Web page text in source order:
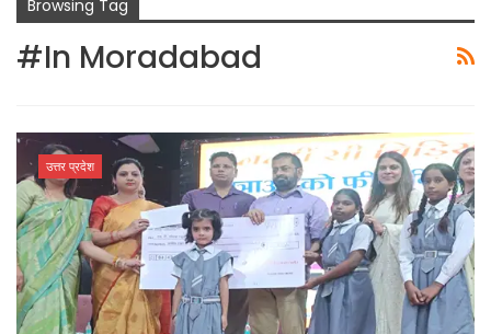
Browsing Tag
#In Moradabad
उत्तर प्रदेश